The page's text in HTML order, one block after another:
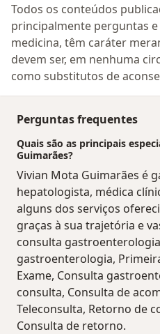
Todos os conteúdos
principalmente perguntas
medicina, têm caráter
devem ser, em nenhuma
como substitutos de
Perguntas frequentes
Quais são as principais
Guimarães?
Vivian Mota Guimarães é
hepatologista, médica
alguns dos serviços
graças à sua trajetória e
consulta
gastroenterologia,
Exame, Consulta
consulta, Consulta de
Teleconsulta, Retorno de
Consulta de retorno.